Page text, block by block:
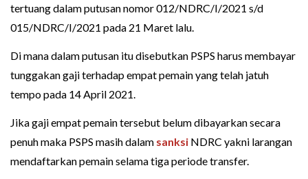
tertuang dalam putusan nomor 012/NDRC/I/2021 s/d
015/NDRC/I/2021 pada 21 Maret lalu.
Di mana dalam putusan itu disebutkan PSPS harus membayar
tunggakan gaji terhadap empat pemain yang telah jatuh
tempo pada 14 April 2021.
Jika gaji empat pemain tersebut belum dibayarkan secara
penuh maka PSPS masih dalam sanksi NDRC yakni larangan
mendaftarkan pemain selama tiga periode transfer.